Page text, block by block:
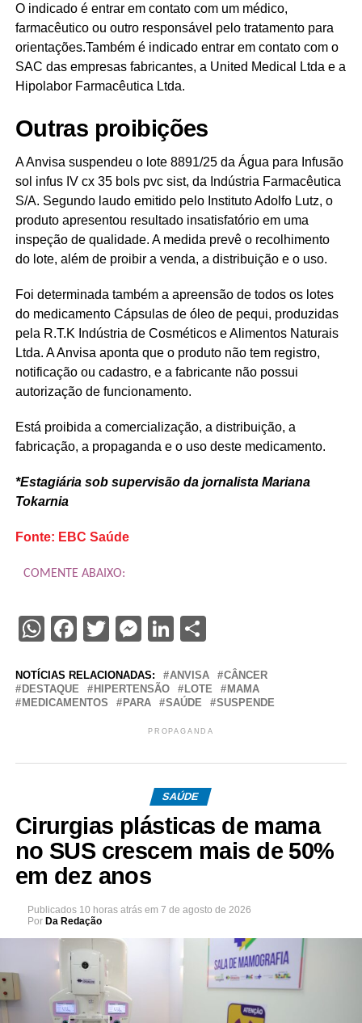
O indicado é entrar em contato com um médico,
farmacêutico ou outro responsável pelo tratamento para
orientações.Também é indicado entrar em contato com o
SAC das empresas fabricantes, a United Medical Ltda e a
Hipolabor Farmacêutica Ltda.
Outras proibições
A Anvisa suspendeu o lote 8891/25 da Água para Infusão
sol infus IV cx 35 bols pvc sist, da Indústria Farmacêutica
S/A. Segundo laudo emitido pelo Instituto Adolfo Lutz, o
produto apresentou resultado insatisfatório em uma
inspeção de qualidade. A medida prevê o recolhimento
do lote, além de proibir a venda, a distribuição e o uso.
Foi determinada também a apreensão de todos os lotes
do medicamento Cápsulas de óleo de pequi, produzidas
pela R.T.K Indústria de Cosméticos e Alimentos Naturais
Ltda. A Anvisa aponta que o produto não tem registro,
notificação ou cadastro, e a fabricante não possui
autorização de funcionamento.
Está proibida a comercialização, a distribuição, a
fabricação, a propaganda e o uso deste medicamento.
*Estagiária sob supervisão da jornalista Mariana
Tokarnia
Fonte: EBC Saúde
COMENTE ABAIXO:
WhatsApp
Facebook
Twitter
Messenger
LinkedIn
Share
NOTÍCIAS RELACIONADAS: ANVISA
CÂNCER
DESTAQUE
HIPERTENSÃO LOTE
MAMA
MEDICAMENTOS
PARA SAÚDE SUSPENDE
PROPAGANDA
SAÚDE
Cirurgias plásticas de mama
no SUS crescem mais de 50%
em dez anos
Publicados 10 horas atrás em 7 de agosto de 2026
Por Da Redação